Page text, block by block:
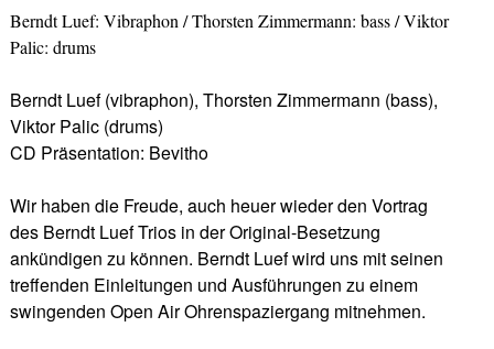
Berndt Luef: Vibraphon / Thorsten Zimmermann: bass / Viktor
Palic: drums
Berndt Luef (vibraphon), Thorsten Zimmermann (bass),
Viktor Palic (drums)
CD Präsentation: Bevitho
Wir haben die Freude, auch heuer wieder den Vortrag
des Berndt Luef Trios in der Original-Besetzung
ankündigen zu können. Berndt Luef wird uns mit seinen
treffenden Einleitungen und Ausführungen zu einem
swingenden Open Air Ohrenspaziergang mitnehmen.